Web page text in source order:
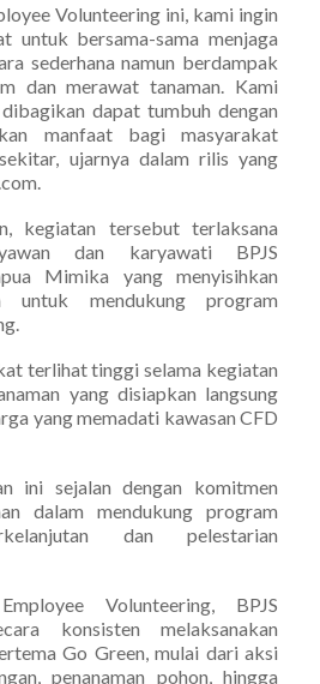
Volunteering ini, kami ingin
untuk bersama-sama menjaga
sederhana namun berdampak
dan merawat tanaman. Kami
dapat tumbuh dengan
manfaat bagi masyarakat
ujarnya dalam rilis yang
kegiatan tersebut terlaksana
dan karyawati BPJS
Mimika yang menyisihkan
untuk mendukung program
terlihat tinggi selama kegiatan
yang disiapkan langsung
yang memadati kawasan CFD
ini sejalan dengan komitmen
dalam mendukung program
dan pelestarian
Volunteering, BPJS
konsisten melaksanakan
Go Green, mulai dari aksi
penanaman pohon, hingga